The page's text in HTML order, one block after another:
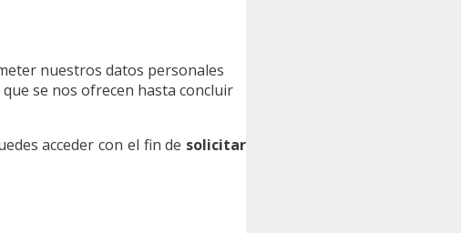
nuestros datos personales
se nos ofrecen hasta concluir
acceder con el fin de solicitar